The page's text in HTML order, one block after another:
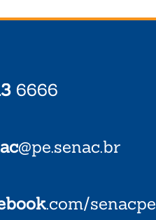
6666
@pe.senac.br
.com/senacpe